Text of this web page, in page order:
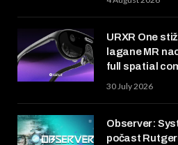
URXR One
lagane MR
full spatial
30 July 2026
Observer:
počast